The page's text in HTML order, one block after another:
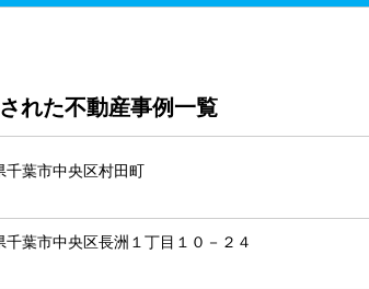
された不動産事例一覧
千葉市中央区村田町
千葉市中央区長洲１丁目１０－２４